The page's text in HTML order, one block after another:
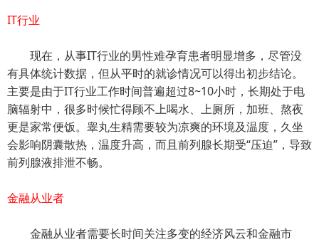
IT行业
现在，从事IT行业的男性难孕育患者明显增多，尽管没
有具体统计数据，但从平时的就诊情况可以得出初步结论。
主要是由于IT行业工作时间普遍超过8~10小时，长期处于电
脑辐射中，很多时候忙得顾不上喝水、上厕所，加班、熬夜
更是家常便饭。睾丸生精需要较为凉爽的环境及温度，久坐
会影响阴囊散热，温度升高，而且前列腺长期受“压迫”，导致
前列腺液排泄不畅。
金融从业者
金融从业者需要长时间关注多变的经济风云和金融市